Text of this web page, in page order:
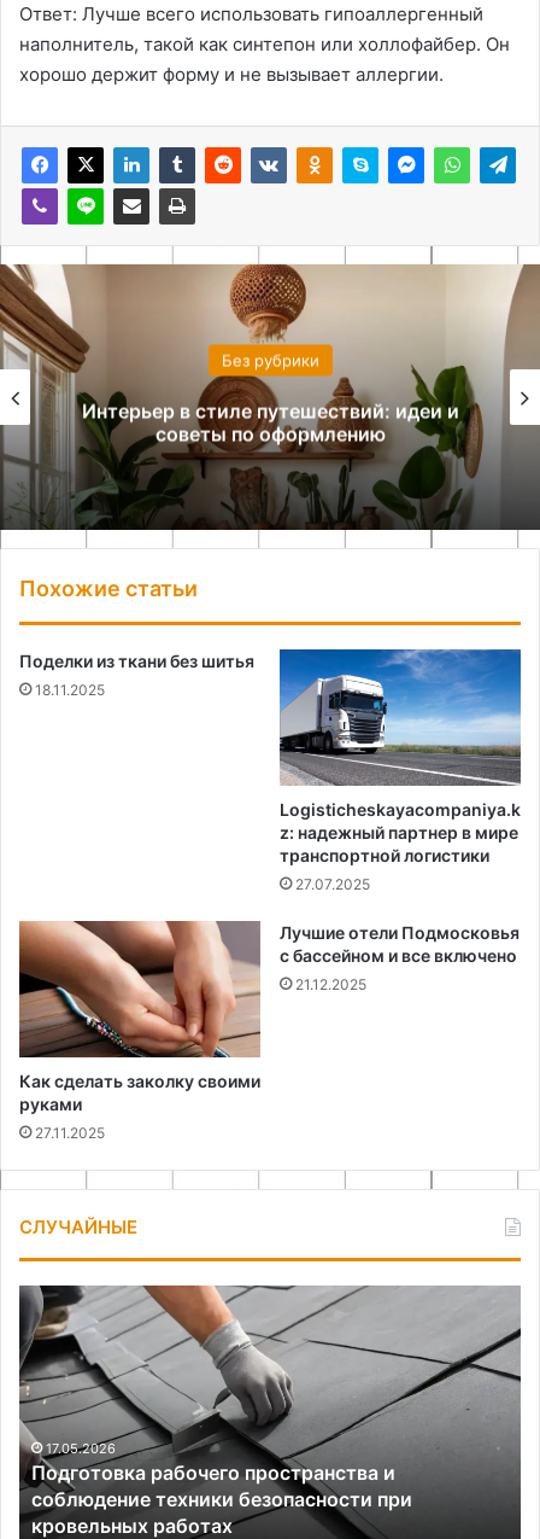
Ответ: Лучше всего использовать гипоаллергенный
наполнитель, такой как синтепон или холлофайбер. Он
хорошо держит форму и не вызывает аллергии.
Без рубрики
Интерьер в стиле путешествий: идеи и
советы по оформлению
Похожие статьи
Поделки из ткани без шитья
18.11.2025
Logisticheskayacompaniya.k
z: надежный партнер в мире
транспортной логистики
27.07.2025
Как сделать заколку своими
руками
27.11.2025
Лучшие отели Подмосковья
с бассейном и все включено
21.12.2025
СЛУЧАЙНЫЕ
Подготовка
рабочего
пространства
и
соблюдение
техники
безопасности
при
кровельных
работах
17.05.2026
Подготовка рабочего пространства и
соблюдение техники безопасности при
кровельных работах